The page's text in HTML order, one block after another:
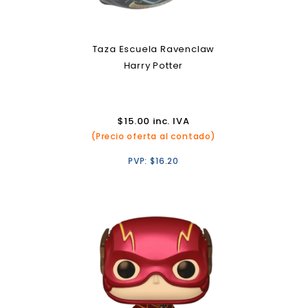
Taza Escuela Ravenclaw
Harry Potter
$15.00 inc. IVA
(Precio oferta al contado)
PVP:$16.20